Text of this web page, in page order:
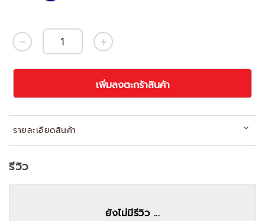
เพิ่มลงตะกร้าสินค้า
รายละเอียดสินค้า
รีวิว
ยังไม่มีรีวิว ...